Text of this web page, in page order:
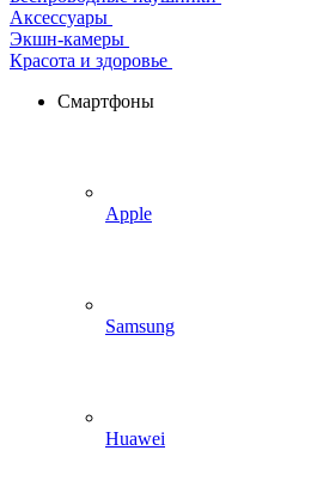
Аксессуары
Экшн-камеры
Красота и здоровье
Смартфоны
Apple
Samsung
Huawei